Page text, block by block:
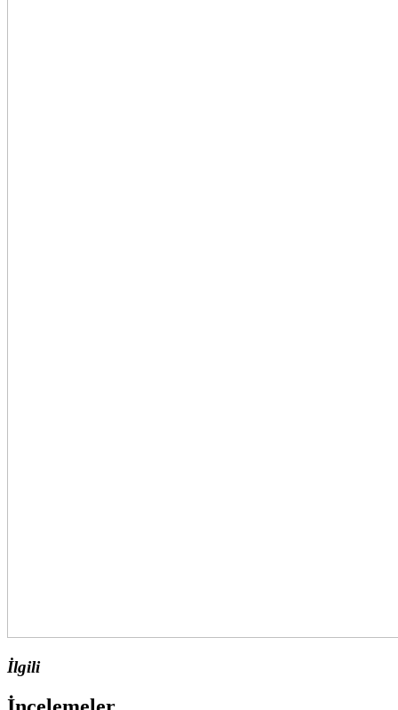
İlgili